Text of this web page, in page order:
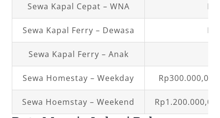
Sewa Kapal Cepat – WNA
Sewa Kapal Ferry – Dewasa
Sewa Kapal Ferry – Anak
Sewa Homestay – Weekday Rp300.000,00
Sewa Hoemstay – Weekend